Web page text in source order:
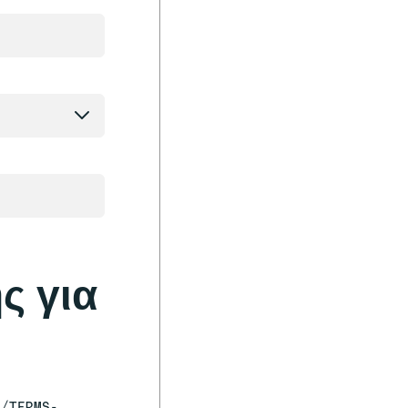
για